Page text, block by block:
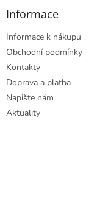
Informace
Informace k nákupu
Obchodní podmínky
Kontakty
Doprava a platba
Napište nám
Aktuality